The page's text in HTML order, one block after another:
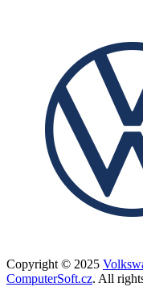
Copyright © 2025
ComputerSoft.cz. All